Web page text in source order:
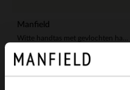
Manfield
99.98
50.00